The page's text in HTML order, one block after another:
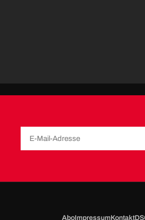
AboImpressumKontakt